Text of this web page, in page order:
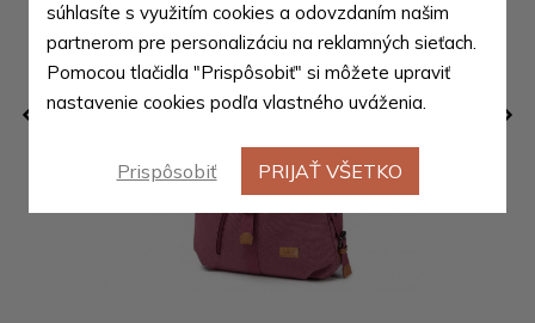
súhlasíte s využitím cookies a odovzdaním našim
partnerom pre personalizáciu na reklamných sieťach.
Pomocou tlačidla "Prispôsobiť" si môžete upraviť
nastavenie cookies podľa vlastného uváženia.
Prispôsobiť PRIJAŤ VŠETKO